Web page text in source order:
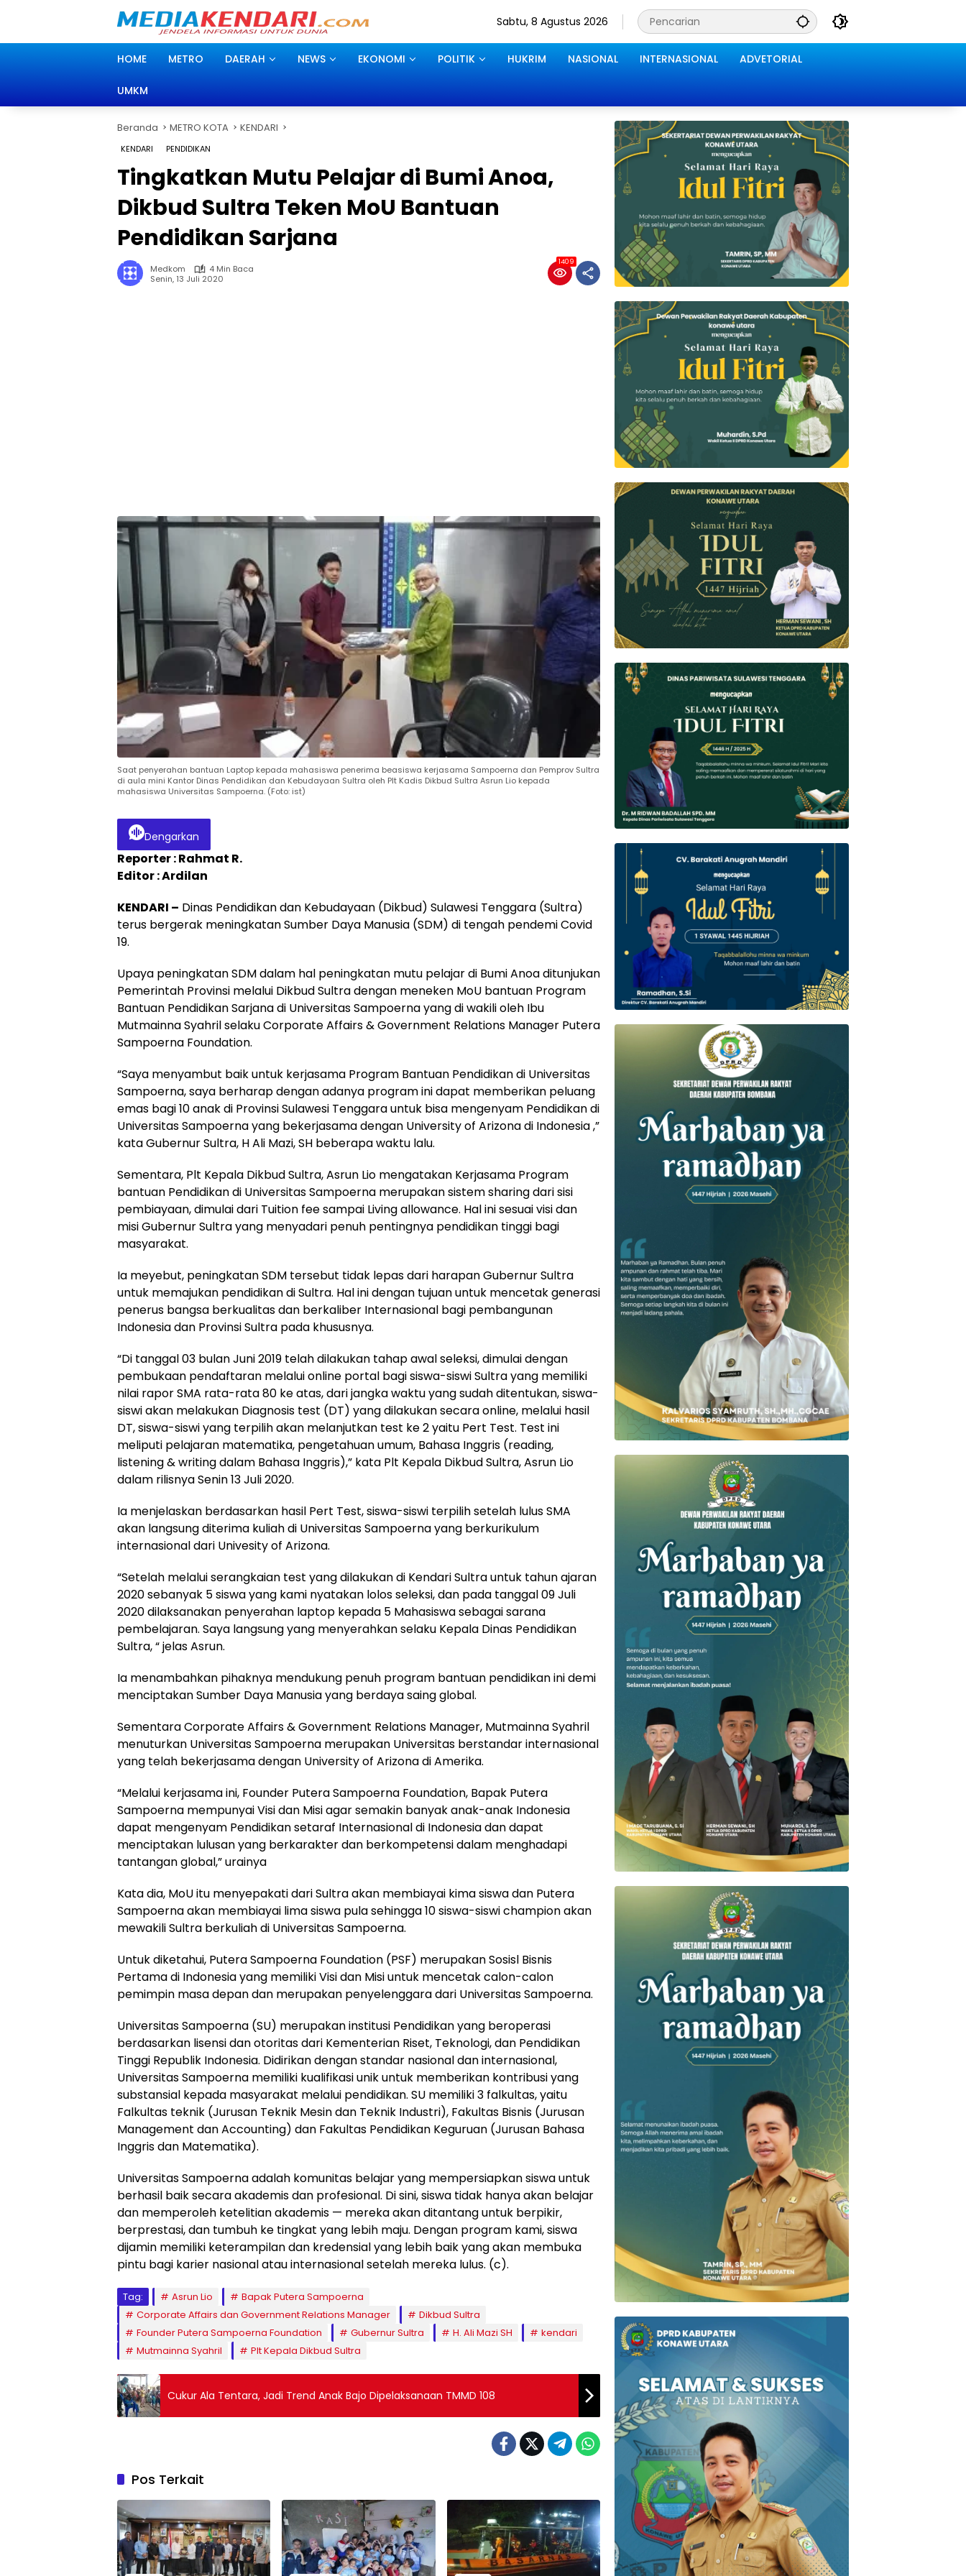
Sabtu, 8 Agustus 2026
HOME METRO DAERAH NEWS EKONOMI POLITIK HUKRIM NASIONAL INTERNASIONAL ADVETORIAL
UMKM
Beranda METRO KOTA KENDARI
KENDARI PENDIDIKAN
Tingkatkan Mutu Pelajar di Bumi Anoa,
Dikbud Sultra Teken MoU Bantuan
Pendidikan Sarjana
Medkom
4 Min Baca
Senin, 13 Juli 2020
1409
Saat penyerahan bantuan Laptop kepada mahasiswa penerima beasiswa kerjasama Sampoerna dan Pemprov Sultra
di aula mini Kantor Dinas Pendidikan dan Kebudayaan Sultra oleh Plt Kadis Dikbud Sultra Asrun Lio kepada
mahasiswa Universitas Sampoerna. (Foto: ist)
Dengarkan
Reporter : Rahmat R.
Editor : Ardilan
KENDARI – Dinas Pendidikan dan Kebudayaan (Dikbud) Sulawesi Tenggara (Sultra)
terus bergerak meningkatan Sumber Daya Manusia (SDM) di tengah pendemi Covid
19.
Upaya peningkatan SDM dalam hal peningkatan mutu pelajar di Bumi Anoa ditunjukan
Pemerintah Provinsi melalui Dikbud Sultra dengan meneken MoU bantuan Program
Bantuan Pendidikan Sarjana di Universitas Sampoerna yang di wakili oleh Ibu
Mutmainna Syahril selaku Corporate Affairs & Government Relations Manager Putera
Sampoerna Foundation.
“Saya menyambut baik untuk kerjasama Program Bantuan Pendidikan di Universitas
Sampoerna, saya berharap dengan adanya program ini dapat memberikan peluang
emas bagi 10 anak di Provinsi Sulawesi Tenggara untuk bisa mengenyam Pendidikan di
Universitas Sampoerna yang bekerjasama dengan University of Arizona di Indonesia ,”
kata Gubernur Sultra, H Ali Mazi, SH beberapa waktu lalu.
Sementara, Plt Kepala Dikbud Sultra, Asrun Lio mengatakan Kerjasama Program
bantuan Pendidikan di Universitas Sampoerna merupakan sistem sharing dari sisi
pembiayaan, dimulai dari Tuition fee sampai Living allowance. Hal ini sesuai visi dan
misi Gubernur Sultra yang menyadari penuh pentingnya pendidikan tinggi bagi
masyarakat.
Ia meyebut, peningkatan SDM tersebut tidak lepas dari harapan Gubernur Sultra
untuk memajukan pendidikan di Sultra. Hal ini dengan tujuan untuk mencetak generasi
penerus bangsa berkualitas dan berkaliber Internasional bagi pembangunan
Indonesia dan Provinsi Sultra pada khususnya.
“Di tanggal 03 bulan Juni 2019 telah dilakukan tahap awal seleksi, dimulai dengan
pembukaan pendaftaran melalui online portal bagi siswa-siswi Sultra yang memiliki
nilai rapor SMA rata-rata 80 ke atas, dari jangka waktu yang sudah ditentukan, siswa-
siswi akan melakukan Diagnosis test (DT) yang dilakukan secara online, melalui hasil
DT, siswa-siswi yang terpilih akan melanjutkan test ke 2 yaitu Pert Test. Test ini
meliputi pelajaran matematika, pengetahuan umum, Bahasa Inggris (reading,
listening & writing dalam Bahasa Inggris),” kata Plt Kepala Dikbud Sultra, Asrun Lio
dalam rilisnya Senin 13 Juli 2020.
Ia menjelaskan berdasarkan hasil Pert Test, siswa-siswi terpilih setelah lulus SMA
akan langsung diterima kuliah di Universitas Sampoerna yang berkurikulum
internasional dari Univesity of Arizona.
“Setelah melalui serangkaian test yang dilakukan di Kendari Sultra untuk tahun ajaran
2020 sebanyak 5 siswa yang kami nyatakan lolos seleksi, dan pada tanggal 09 Juli
2020 dilaksanakan penyerahan laptop kepada 5 Mahasiswa sebagai sarana
pembelajaran. Saya langsung yang menyerahkan selaku Kepala Dinas Pendidikan
Sultra, “ jelas Asrun.
Ia menambahkan pihaknya mendukung penuh program bantuan pendidikan ini demi
menciptakan Sumber Daya Manusia yang berdaya saing global.
Sementara Corporate Affairs & Government Relations Manager, Mutmainna Syahril
menuturkan Universitas Sampoerna merupakan Universitas berstandar internasional
yang telah bekerjasama dengan University of Arizona di Amerika.
“Melalui kerjasama ini, Founder Putera Sampoerna Foundation, Bapak Putera
Sampoerna mempunyai Visi dan Misi agar semakin banyak anak-anak Indonesia
dapat mengenyam Pendidikan setaraf Internasional di Indonesia dan dapat
menciptakan lulusan yang berkarakter dan berkompetensi dalam menghadapi
tantangan global,” urainya
Kata dia, MoU itu menyepakati dari Sultra akan membiayai kima siswa dan Putera
Sampoerna akan membiayai lima siswa pula sehingga 10 siswa-siswi champion akan
mewakili Sultra berkuliah di Universitas Sampoerna.
Untuk diketahui, Putera Sampoerna Foundation (PSF) merupakan Sosisl Bisnis
Pertama di Indonesia yang memiliki Visi dan Misi untuk mencetak calon-calon
pemimpin masa depan dan merupakan penyelenggara dari Universitas Sampoerna.
Universitas Sampoerna (SU) merupakan institusi Pendidikan yang beroperasi
berdasarkan lisensi dan otoritas dari Kementerian Riset, Teknologi, dan Pendidikan
Tinggi Republik Indonesia. Didirikan dengan standar nasional dan internasional,
Universitas Sampoerna memiliki kualifikasi unik untuk memberikan kontribusi yang
substansial kepada masyarakat melalui pendidikan. SU memiliki 3 falkultas, yaitu
Falkultas teknik (Jurusan Teknik Mesin dan Teknik Industri), Fakultas Bisnis (Jurusan
Management dan Accounting) dan Fakultas Pendidikan Keguruan (Jurusan Bahasa
Inggris dan Matematika).
Universitas Sampoerna adalah komunitas belajar yang mempersiapkan siswa untuk
berhasil baik secara akademis dan profesional. Di sini, siswa tidak hanya akan belajar
dan memperoleh ketelitian akademis — mereka akan ditantang untuk berpikir,
berprestasi, dan tumbuh ke tingkat yang lebih maju. Dengan program kami, siswa
dijamin memiliki keterampilan dan kredensial yang lebih baik yang akan membuka
pintu bagi karier nasional atau internasional setelah mereka lulus. (c).
Tag: Asrun Lio
Bapak Putera Sampoerna
Corporate Affairs dan Government Relations Manager
Dikbud Sultra
Founder Putera Sampoerna Foundation
Gubernur Sultra H. Ali Mazi SH
kendari
Mutmainna Syahril
Plt Kepala Dikbud Sultra
Cukur Ala Tentara, Jadi Trend Anak Bajo Dipelaksanaan TMMD 108
Pos Terkait